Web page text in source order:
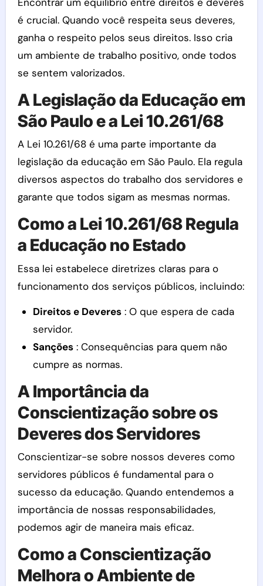
é crucial. Quando você respeita seus deveres,
ganha o respeito pelos seus direitos. Isso cria
um ambiente de trabalho positivo, onde todos
se sentem valorizados.
A Legislação da Educação em
São Paulo e a Lei 10.261/68
A Lei 10.261/68 é uma parte importante da
legislação da educação em São Paulo. Ela regula
diversos aspectos do trabalho dos servidores e
garante que todos sigam as mesmas normas.
Como a Lei 10.261/68 Regula
a Educação no Estado
Essa lei estabelece diretrizes claras para o
funcionamento dos serviços públicos, incluindo:
Direitos e Deveres: O que espera de cada
servidor.
Sanções: Consequências para quem não
cumpre as normas.
A Importância da
Conscientização sobre os
Deveres dos Servidores
Conscientizar-se sobre nossos deveres como
servidores públicos é fundamental para o
sucesso da educação. Quando entendemos a
importância de nossas responsabilidades,
podemos agir de maneira mais eficaz.
Como a Conscientização
Melhora o Ambiente de